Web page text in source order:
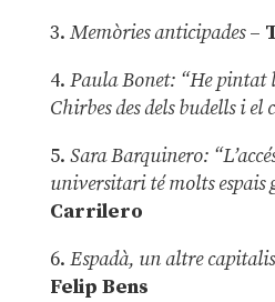
3. Memòries anticipades–
4. Paula Bonet: “He pintat
Chirbes des dels budells i el
5. Sara Barquinero:
universitari té molts espais
Carrilero
6. Espadà, un altre
Felip Bens